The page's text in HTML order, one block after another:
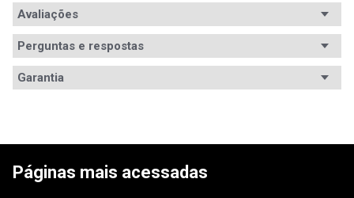
Ficha
Técnica
Código WAZ
102231
Acessórios compatíveis
especificado
Legenda (idioma)_filtro
Não especificado
Avaliações
Avaliações
ESCREVER AVALIAÇÃO
Perguntas e respostas
Garantia
Páginas mais acessadas